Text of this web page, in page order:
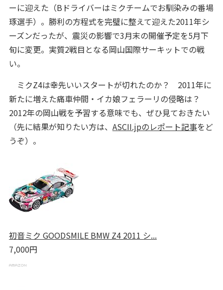
ーに迎えた（Bドライバーはミクチームでお馴染みの番場
琢選手）。勝利の方程式を完璧に整えて迎えた2011年シ
ーズンだったが、震災の影響で3月末の開催予定を5月下
旬に変更。実質2戦目となる岡山国際サーキットでの戦
い。
ミクZ4は幸先いいスタートが切れたのか？ 2011年に
新たに増えた痛車仲間・イカ娘フェラーリの侵略は？
2012年の岡山戦を予習する意味でも、ぜひ見ておきたい
（先に結果が知りたい方は、 ASCII.jpのレポート記事をど
うぞ）。
初音ミク GOODSMILE BMW Z4 2011 シ...
7,000円